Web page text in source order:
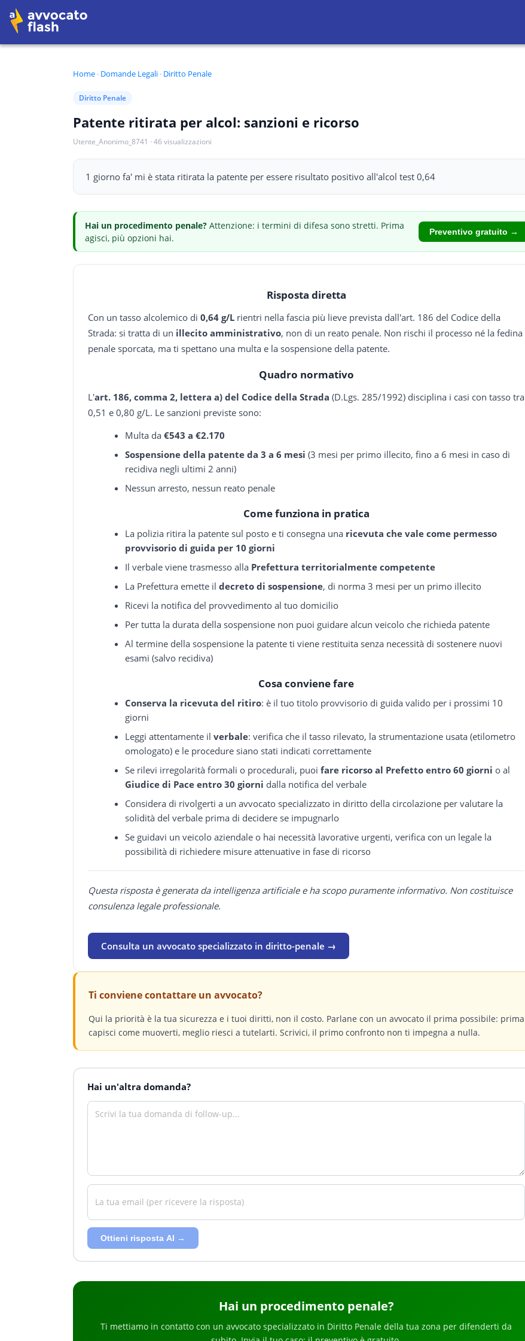
Home · Domande Legali · Diritto Penale
Diritto Penale
Patente ritirata per alcol: sanzioni e ricorso
Utente_Anonimo_8741 · 46 visualizzazioni
1 giorno fa' mi è stata ritirata la patente per essere risultato positivo all'alcol test 0,64
Hai un procedimento penale? Attenzione: i termini di difesa sono stretti. Prima
agisci, più opzioni hai.
Preventivo gratuito →
Risposta diretta
Con un tasso alcolemico di 0,64 g/L rientri nella fascia più lieve prevista dall'art. 186 del Codice della
Strada: si tratta di un illecito amministrativo, non di un reato penale. Non rischi il processo né la fedina
penale sporcata, ma ti spettano una multa e la sospensione della patente.
Quadro normativo
L'art. 186, comma 2, lettera a) del Codice della Strada (D.Lgs. 285/1992) disciplina i casi con tasso tra
0,51 e 0,80 g/L. Le sanzioni previste sono:
Multa da€543 a €2.170
Sospensione della patente da 3 a 6 mesi (3 mesi per primo illecito, fino a 6 mesi in caso di
recidiva negli ultimi 2 anni)
Nessun arresto, nessun reato penale
Come funziona in pratica
La polizia ritira la patente sul posto e ti consegna una ricevuta che vale come permesso
provvisorio di guida per 10 giorni
Il verbale viene trasmesso alla Prefettura territorialmente competente
La Prefettura emette ildecreto di sospensione, di norma 3 mesi per un primo illecito
Ricevi la notifica del provvedimento al tuo domicilio
Per tutta la durata della sospensione non puoi guidare alcun veicolo che richieda patente
Al termine della sospensione la patente ti viene restituita senza necessità di sostenere nuovi
esami (salvo recidiva)
Cosa conviene fare
Conserva la ricevuta del ritiro: è il tuo titolo provvisorio di guida valido per i prossimi 10
giorni
Leggi attentamente ilverbale: verifica che il tasso rilevato, la strumentazione usata (etilometro
omologato) e le procedure siano stati indicati correttamente
Se rilevi irregolarità formali o procedurali, puoifare ricorso al Prefetto entro 60 giorni o al
Giudice di Pace entro 30 giorni dalla notifica del verbale
Considera di rivolgerti a un avvocato specializzato in diritto della circolazione per valutare la
solidità del verbale prima di decidere se impugnarlo
Se guidavi un veicolo aziendale o hai necessità lavorative urgenti, verifica con un legale la
possibilità di richiedere misure attenuative in fase di ricorso
Questa risposta è generata da intelligenza artificiale e ha scopo puramente informativo. Non costituisce
consulenza legale professionale.
Consulta un avvocato specializzato in diritto-penale →
Ti conviene contattare un avvocato?
Qui la priorità è la tua sicurezza e i tuoi diritti, non il costo. Parlane con un avvocato il prima possibile: prima
capisci come muoverti, meglio riesci a tutelarti. Scrivici, il primo confronto non ti impegna a nulla.
Hai un'altra domanda?
Ottieni risposta AI →
Hai un procedimento penale?
Ti mettiamo in contatto con un avvocato specializzato in Diritto Penale della tua zona per difenderti da